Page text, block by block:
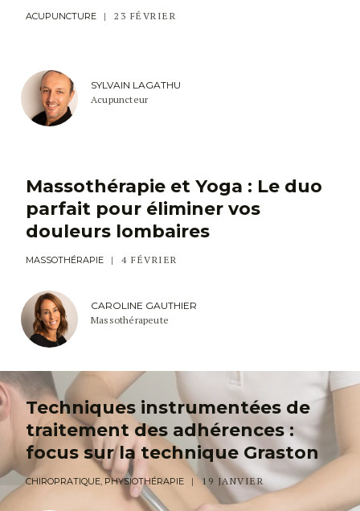
ACUPUNCTURE 23 FÉVRIER
SYLVAIN LAGATHU
Acupuncteur
Massothérapie et Yoga : Le duo
parfait pour éliminer vos
douleurs lombaires
MASSOTHÉRAPIE 4 FÉVRIER
CAROLINE GAUTHIER
Massothérapeute
Techniques instrumentées de
traitement des adhérences :
focus sur la technique Graston
CHIROPRATIQUE, PHYSIOTHÉRAPIE 19 JANVIER